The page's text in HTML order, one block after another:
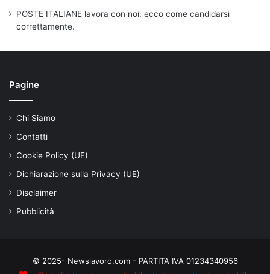
POSTE ITALIANE lavora con noi: ecco come candidarsi
correttamente.
Pagine
Chi Siamo
Contatti
Cookie Policy (UE)
Dichiarazione sulla Privacy (UE)
Disclaimer
Pubblicità
© 2025- Newslavoro.com - PARTITA IVA 01234340956